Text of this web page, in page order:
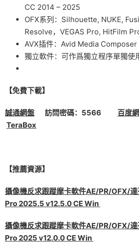
CC 2014 – 2025
OFX系列：Silhouette, NUKE,
Resolve，VEGAS Pro, HitFilm
AVX插件：Avid Media
獨立軟件：可作爲獨立程序單獨使
【免費下載】
誠通網盤 訪問密碼：5566 百度
TeraBox
【推薦資源】
攝像機反求跟蹤摩卡軟件AE/PR/OFX/
Pro 2025.5 v12.5.0 CE Win
攝像機反求跟蹤摩卡軟件AE/PR/OFX/
Pro 2025 v12.0.0 CE Win